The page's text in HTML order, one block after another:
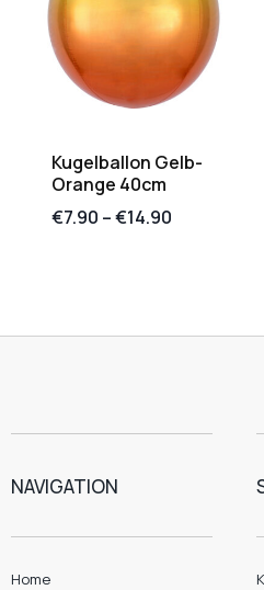
Kugelballon Gelb-
Orange 40cm
€7.90 –€14.90
NAVIGATION
Home